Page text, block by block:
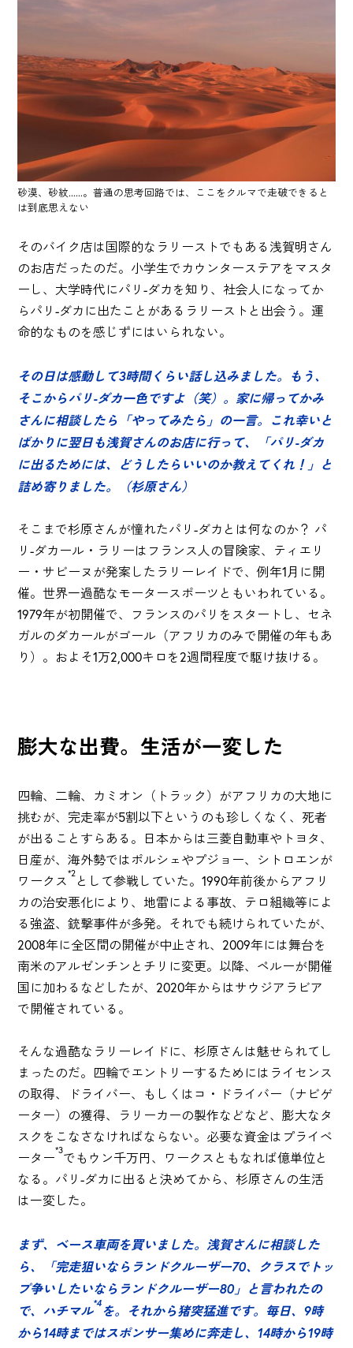
砂漠、砂紋......。普通の思考回路では、ここをクルマで走破できると
は到底思えない
そのバイク店は国際的なラリーストでもある浅賀明さん
のお店だったのだ。小学生でカウンターステアをマスタ
ーし、大学時代にパリ-ダカを知り、社会人になってか
らパリ-ダカに出たことがあるラリーストと出会う。運
命的なものを感じずにはいられない。
その日は感動して3時間くらい話し込みました。もう、
そこからパリ-ダカ一色ですよ（笑）。家に帰ってかみ
さんに相談したら「やってみたら」の一言。これ幸いと
ばかりに翌日も浅賀さんのお店に行って、「パリ-ダカ
に出るためには、どうしたらいいのか教えてくれ！」と
詰め寄りました。（杉原さん）
そこまで杉原さんが憧れたパリ-ダカとは何なのか？ パ
リ-ダカール・ラリーはフランス人の冒険家、ティエリ
ー・サビーヌが発案したラリーレイドで、例年1月に開
催。世界一過酷なモータースポーツともいわれている。
1979年が初開催で、フランスのパリをスタートし、セネ
ガルのダカールがゴール（アフリカのみで開催の年もあ
り）。およそ1万2,000キロを2週間程度で駆け抜ける。
膨大な出費。生活が一変した
四輪、二輪、カミオン（トラック）がアフリカの大地に
挑むが、完走率が5割以下というのも珍しくなく、死者
が出ることすらある。日本からは三菱自動車やトヨタ、
日産が、海外勢ではポルシェやプジョー、シトロエンが
ワークス*2 として参戦していた。1990年前後からアフリ
カの治安悪化により、地雷による事故、テロ組織等によ
る強盗、銃撃事件が多発。それでも続けられていたが、
2008年に全区間の開催が中止され、2009年には舞台を
南米のアルゼンチンとチリに変更。以降、ペルーが開催
国に加わるなどしたが、2020年からはサウジアラビア
で開催されている。
そんな過酷なラリーレイドに、杉原さんは魅せられてし
まったのだ。四輪でエントリーするためにはライセンス
の取得、ドライバー、もしくはコ・ドライバー（ナビゲ
ーター）の獲得、ラリーカーの製作などなど、膨大なタ
スクをこなさなければならない。必要な資金はプライベ
ーター*3でもウン千万円、ワークスともなれば億単位と
なる。パリ-ダカに出ると決めてから、杉原さんの生活
は一変した。
まず、ベース車両を買いました。浅賀さんに相談した
ら、「完走狙いならランドクルーザー70、クラスでトッ
プ争いしたいならランドクルーザー80」と言われたの
で、ハチマル*4 を。それから猪突猛進です。毎日、9時
から14時まではスポンサー集めに奔走し、14時から19時